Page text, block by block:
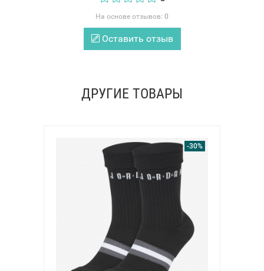
На основе отзывов: 0
Оставить отзыв
ДРУГИЕ ТОВАРЫ
-30%